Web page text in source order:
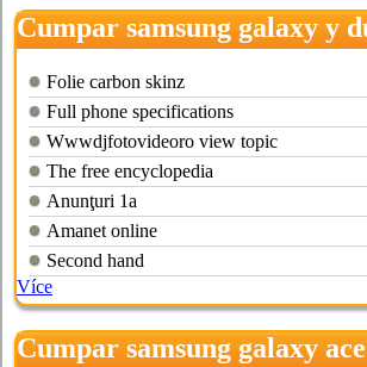
Cumpar samsung galaxy y
Folie carbon skinz
Full phone specifications
Wwwdjfotovideoro view topic
The free encyclopedia
Anunţuri 1a
Amanet online
Second hand
Více
Cumpar samsung galaxy ace